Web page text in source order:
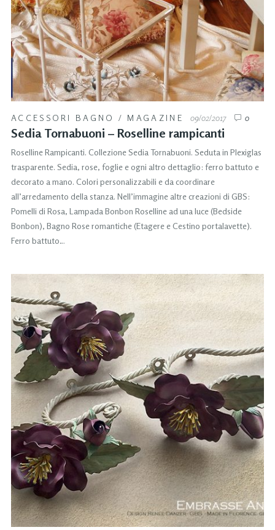
ACCESSORI BAGNO / MAGAZINE 09/02/2017 0
Sedia Tornabuoni – Roselline rampicanti
Roselline Rampicanti. Collezione Sedia Tornabuoni. Seduta in Plexiglas
trasparente. Sedia, rose, foglie e ogni altro dettaglio: ferro battuto e
decorato a mano. Colori personalizzabili e da coordinare
all’arredamento della stanza. Nell’immagine altre creazioni di GBS:
Pomelli di Rosa, Lampada Bonbon Roselline ad una luce (Bedside
Bonbon), Bagno Rose romantiche (Etagere e Cestino portalavette).
Ferro battuto…